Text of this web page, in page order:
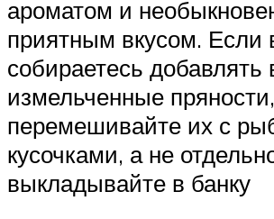
ароматом и
приятным вкусом. Если
собираетесь добавлять
измельченные пряности,
перемешивайте их с
кусочками, а не
выкладывайте в банку